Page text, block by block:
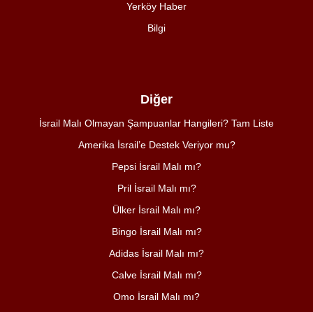
Yerköy Haber
Bilgi
Diğer
İsrail Malı Olmayan Şampuanlar Hangileri? Tam Liste
Amerika İsrail’e Destek Veriyor mu?
Pepsi İsrail Malı mı?
Pril İsrail Malı mı?
Ülker İsrail Malı mı?
Bingo İsrail Malı mı?
Adidas İsrail Malı mı?
Calve İsrail Malı mı?
Omo İsrail Malı mı?